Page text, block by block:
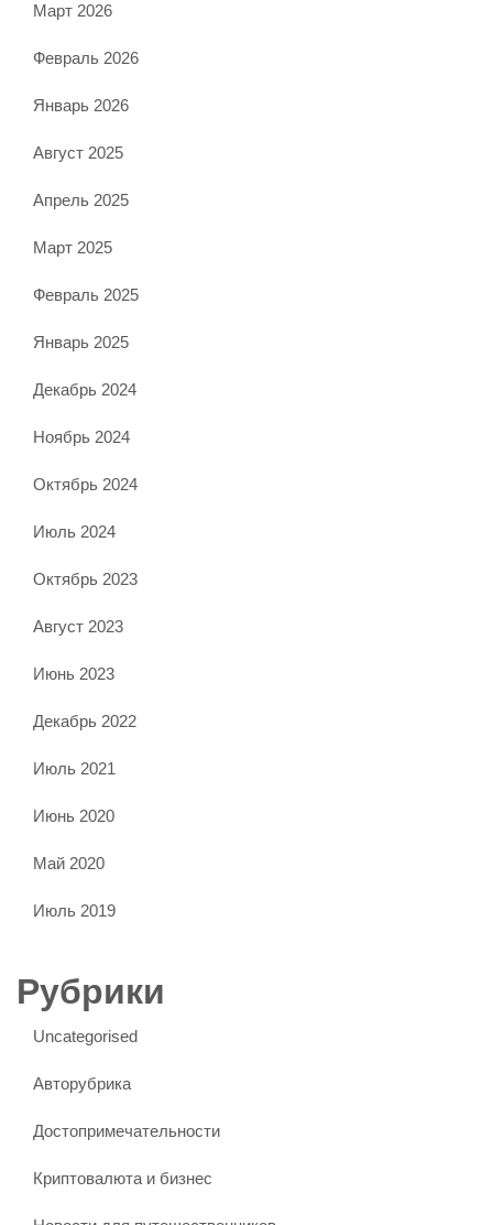
Март 2026
Февраль 2026
Январь 2026
Август 2025
Апрель 2025
Март 2025
Февраль 2025
Январь 2025
Декабрь 2024
Ноябрь 2024
Октябрь 2024
Июль 2024
Октябрь 2023
Август 2023
Июнь 2023
Декабрь 2022
Июль 2021
Июнь 2020
Май 2020
Июль 2019
Рубрики
Uncategorised
Авторубрика
Достопримечательности
Криптовалюта и бизнес